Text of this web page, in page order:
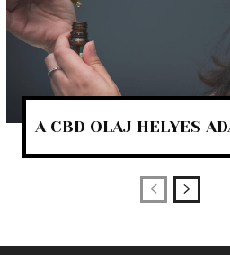
A CBD OLAJ HELYES